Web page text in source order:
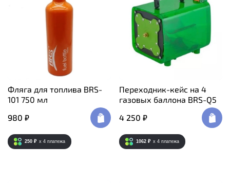
Фляга для топлива BRS-
101 750 мл
980 ₽
250 ₽ x 4 платежа
Переходник-кейс на 4
газовых баллона BRS-Q5
4 250 ₽
1062 ₽ x 4 платежа